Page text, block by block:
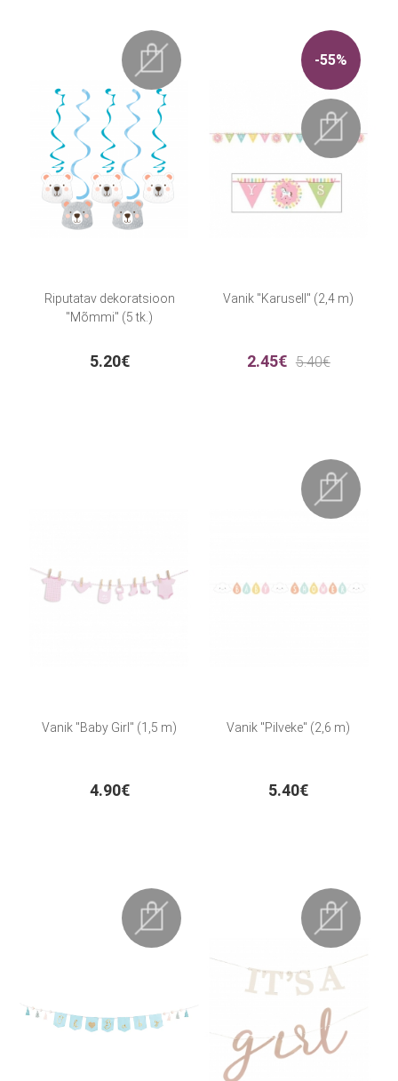
Riputatav dekoratsioon
"Mõmmi" (5 tk.)
5.20€
-55%
Vanik "Karusell" (2,4 m)
2.45€ 5.40€
Vanik "Baby Girl" (1,5 m)
4.90€
Vanik "Pilveke" (2,6 m)
5.40€